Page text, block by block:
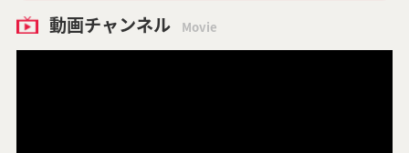
動画チャンネル Movie